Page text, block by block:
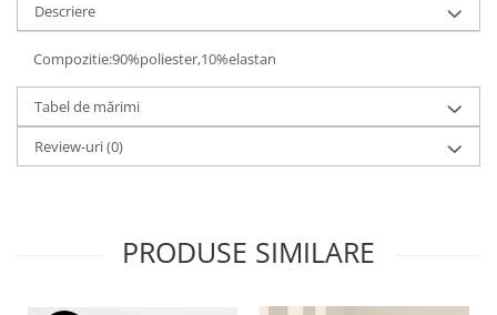
Descriere
Compozitie:90%poliester,10%elastan
Tabel de mărimi
Review-uri(0)
PRODUSE SIMILARE